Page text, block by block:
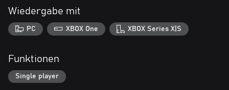
Wiedergabe mit
PC XBOX One XBOX Series X|S
Funktionen
Single player